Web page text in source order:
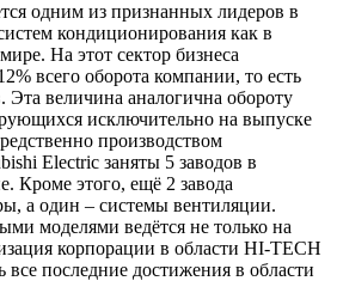
одним из признанных лидеров в
кондиционирования как в
На этот сектор бизнеса
всего оборота компании, то есть
Эта величина аналогична обороту
исключительно на выпуске
производством
Electric заняты 5 заводов в
Кроме этого, ещё 2 завода
а один – системы вентиляции.
моделями ведётся не только на
корпорации в области HI-TECH
все последние достижения в области